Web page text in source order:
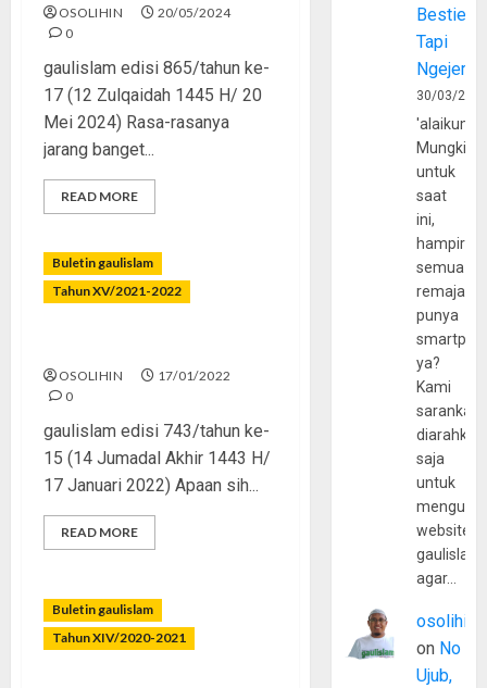
OSOLIHIN
20/05/2024
0
gaulislam edisi 865/tahun ke-
17 (12 Zulqaidah 1445 H/ 20
Mei 2024) Rasa-rasanya
jarang banget...
READ MORE
Buletin gaulislam
Tahun XV/2021-2022
OSOLIHIN
17/01/2022
0
gaulislam edisi 743/tahun ke-
15 (14 Jumadal Akhir 1443 H/
17 Januari 2022) Apaan sih...
READ MORE
Buletin gaulislam
Tahun XIV/2020-2021
Bestie
Tapi
30/03/
Mungkin
untuk
saat
ini,
hampir
semua
remaja
punya
ya?
Kami
sarankan,
diarahkan
saja
untuk
website
agar…
osolihin
on No
Ujub,